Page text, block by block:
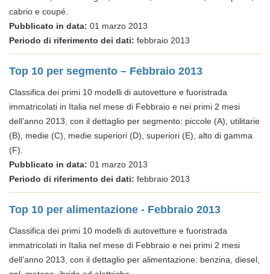
cabrio e coupé.
Pubblicato in data: 01 marzo 2013
Periodo di riferimento dei dati: febbraio 2013
Top 10 per segmento – Febbraio 2013
Classifica dei primi 10 modelli di autovetture e fuoristrada
immatricolati in Italia nel mese di Febbraio e nei primi 2 mesi
dell’anno 2013, con il dettaglio per segmento: piccole (A), utilitarie
(B), medie (C), medie superiori (D), superiori (E), alto di gamma
(F).
Pubblicato in data: 01 marzo 2013
Periodo di riferimento dei dati: febbraio 2013
Top 10 per alimentazione - Febbraio 2013
Classifica dei primi 10 modelli di autovetture e fuoristrada
immatricolati in Italia nel mese di Febbraio e nei primi 2 mesi
dell’anno 2013, con il dettaglio per alimentazione: benzina, diesel,